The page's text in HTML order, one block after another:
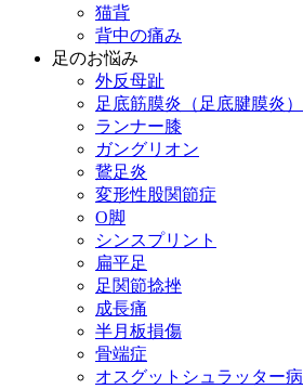
猫背
背中の痛み
足のお悩み
外反母趾
足底筋膜炎（足底腱膜炎）
ランナー膝
ガングリオン
鵞足炎
変形性股関節症
O脚
シンスプリント
扁平足
足関節捻挫
成長痛
半月板損傷
骨端症
オスグットシュラッター病